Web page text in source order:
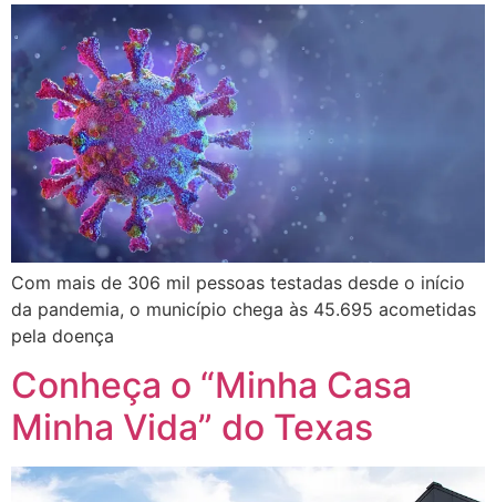
Com mais de 306 mil pessoas testadas desde o início
da pandemia, o município chega às 45.695 acometidas
pela doença
Conheça o “Minha Casa
Minha Vida” do Texas